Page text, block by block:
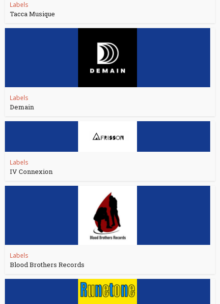
Labels
Tacca Musique
Labels
Demain
Labels
IV Connexion
Labels
Blood Brothers Records